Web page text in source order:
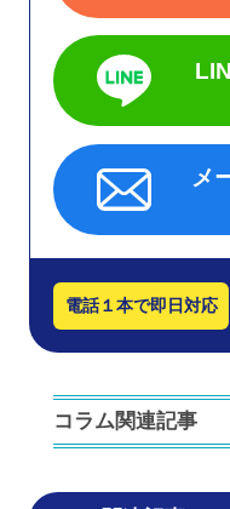
メ
電話１本で即日対応
コラム関連記事